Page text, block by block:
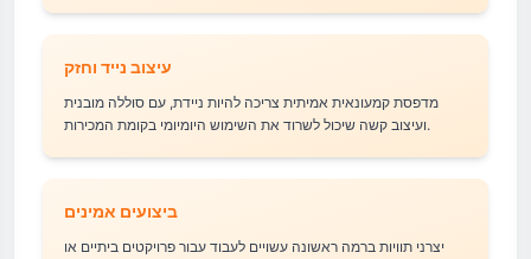
עיצוב נייד וחזק
מדפסת קמעונאית אמיתית צריכה להיות ניידת, עם סוללה מובנית
ועיצוב קשה שיכול לשרוד את השימוש היומיומי בקומת המכירות.
ביצועים אמינים
יצרני תוויות ברמה ראשונה עשויים לעבוד עבור פרויקטים ביתיים או